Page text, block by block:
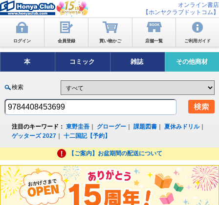
オンライン書店
【ホンヤクラブドットコム】
ログイン 会員登録 買い物かご 店舗一覧 ご利用ガイド
本 コミック 雑誌 その他商材
検索
注目のキーワード： 東野圭吾 グローグー ｜課題図書 ｜夏休みドリル｜
ゲッターズ 2027 ｜十二国記【予約】
【ご案内】お盆期間の配送について